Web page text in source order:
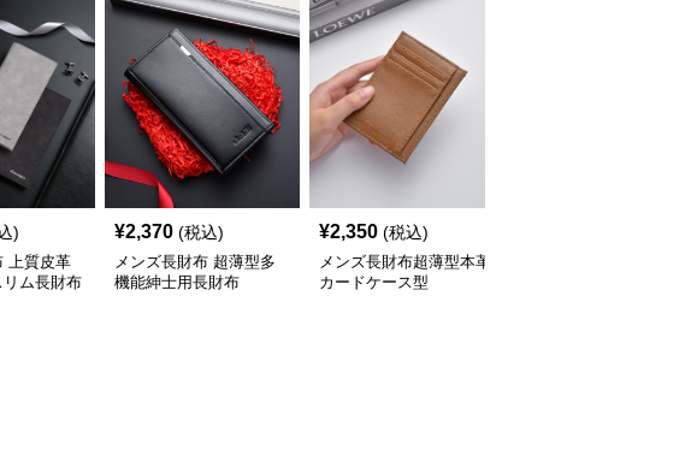
)
上質皮革
ム長財布
¥2,370 (税込)
メンズ長財布 超薄型多
機能紳士用長財布
¥2,350 (税込)
メンズ長財布超薄型本革
カードケース型